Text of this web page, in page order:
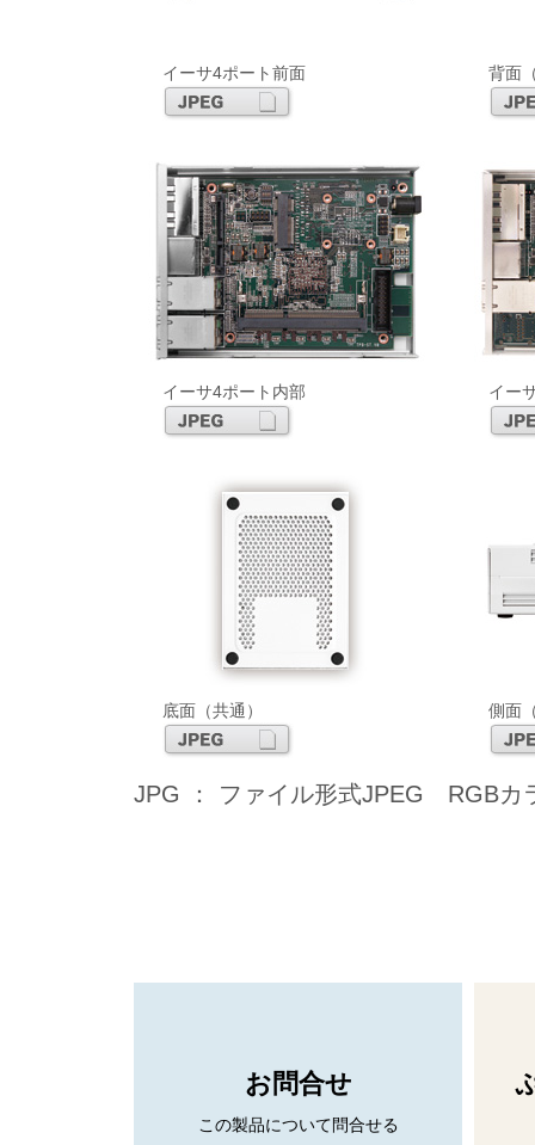
イーサ4ポート前面 背面
イーサ4ポート内部 イー
底面（共通） 側面
JPG ： ファイル形式JPEG RGB
お問合せ
この製品について問合せる